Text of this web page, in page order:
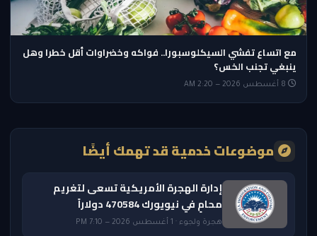
مع اتساع تفشي السيكلوسبورا.. فواكه وخضراوات أقل خطرا وهل
ينبغي تجنب الخس؟
موضوعات خدمية قد تهمك أيضًا
إدارة الهجرة الأمريكية تسعى لتغريم
محامٍ في نيويورك 470584 دولاراً
هجرة ولجوء · 1 أغسطس 2026 — 7:10 PM